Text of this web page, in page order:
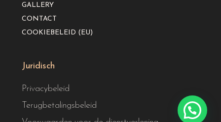
GALLERY
CONTACT
COOKIEBELEID (EU)
Juridisch
Privacybeleid
Terugbetalingsbeleid